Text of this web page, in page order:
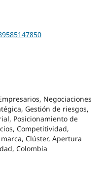
Negociaciones
Gestión de riesgos,
Posicionamiento de
Competitividad,
Clúster, Apertura
Colombia